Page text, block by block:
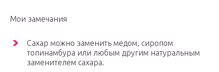
Мои замечания
Сахар можно заменить медом, сиропом
топинамбура или любым другим натуральным
заменителем сахара.